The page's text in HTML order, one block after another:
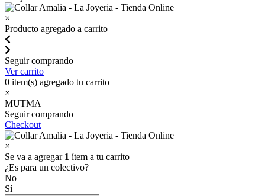
×
Producto agregado a carrito
Seguir comprando
Ver carrito
0 item(s) agregado tu carrito
×
MUTMA
Seguir comprando
Checkout
×
Se va a agregar 1 ítem a tu carrito
¿Es para un colectivo?
No
Sí